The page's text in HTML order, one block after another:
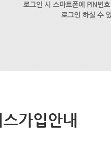
로그인 시 스마트폰에 PIN번
로그인 하실 수
가입안내